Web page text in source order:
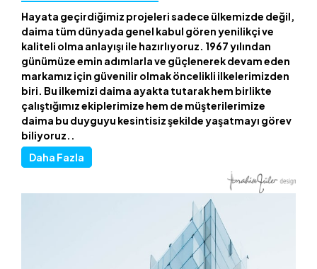
Hayata geçirdiğimiz projeleri sadece ülkemizde değil,
daima tüm dünyada genel kabul gören yenilikçi ve
kaliteli olma anlayışı ile hazırlıyoruz. 1967 yılından
günümüze emin adımlarla ve güçlenerek devam eden
markamız için güvenilir olmak öncelikli ilkelerimizden
biri. Bu ilkemizi daima ayakta tutarak hem birlikte
çalıştığımız ekiplerimize hem de müşterilerimize
daima bu duyguyu kesintisiz şekilde yaşatmayı görev
biliyoruz..
Daha Fazla